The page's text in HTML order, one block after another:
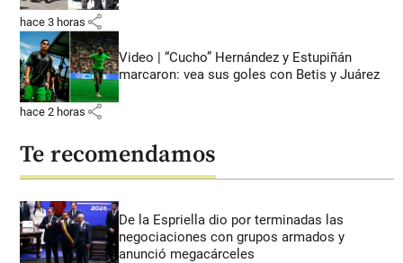
hace 3 horas share
Video | “Cucho” Hernández y Estupiñán
marcaron: vea sus goles con Betis y Juárez
hace 2 horas share
Te recomendamos
De la Espriella dio por terminadas las
negociaciones con grupos armados y
anunció megacárceles